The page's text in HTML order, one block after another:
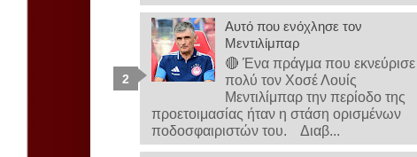
Αυτό που ενόχλησε τον
Μεντιλίμπαρ
🔴 Ένα πράγμα που εκνεύρισε
πολύ τον Χοσέ Λουίς
Μεντιλίμπαρ την περίοδο της
προετοιμασίας ήταν η στάση ορισμένων
ποδοσφαιριστών του. Διαβ...